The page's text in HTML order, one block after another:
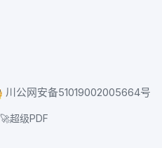
川公网安备51019002005664号
🚀超级PDF